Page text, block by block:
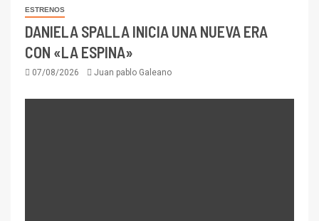
ESTRENOS
DANIELA SPALLA INICIA UNA NUEVA ERA
CON «LA ESPINA»
07/08/2026 Juan pablo Galeano